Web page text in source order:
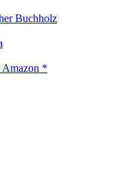
Buchholz
Amazon *